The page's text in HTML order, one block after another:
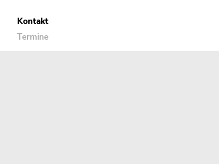
Kontakt
Termine